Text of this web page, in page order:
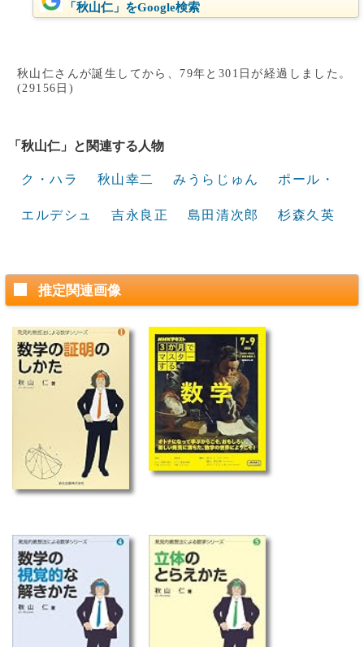
「秋山仁」をGoogle検索
秋山仁さんが誕生してから、79年と301日が経過しました。
(29156日)
「秋山仁」と関連する人物
ク・ハラ 秋山幸二 みうらじゅん ポール・
エルデシュ 吉永良正 島田清次郎 杉森久英
推定関連画像